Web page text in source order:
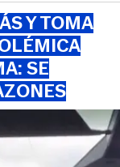
Y TOMA
SE